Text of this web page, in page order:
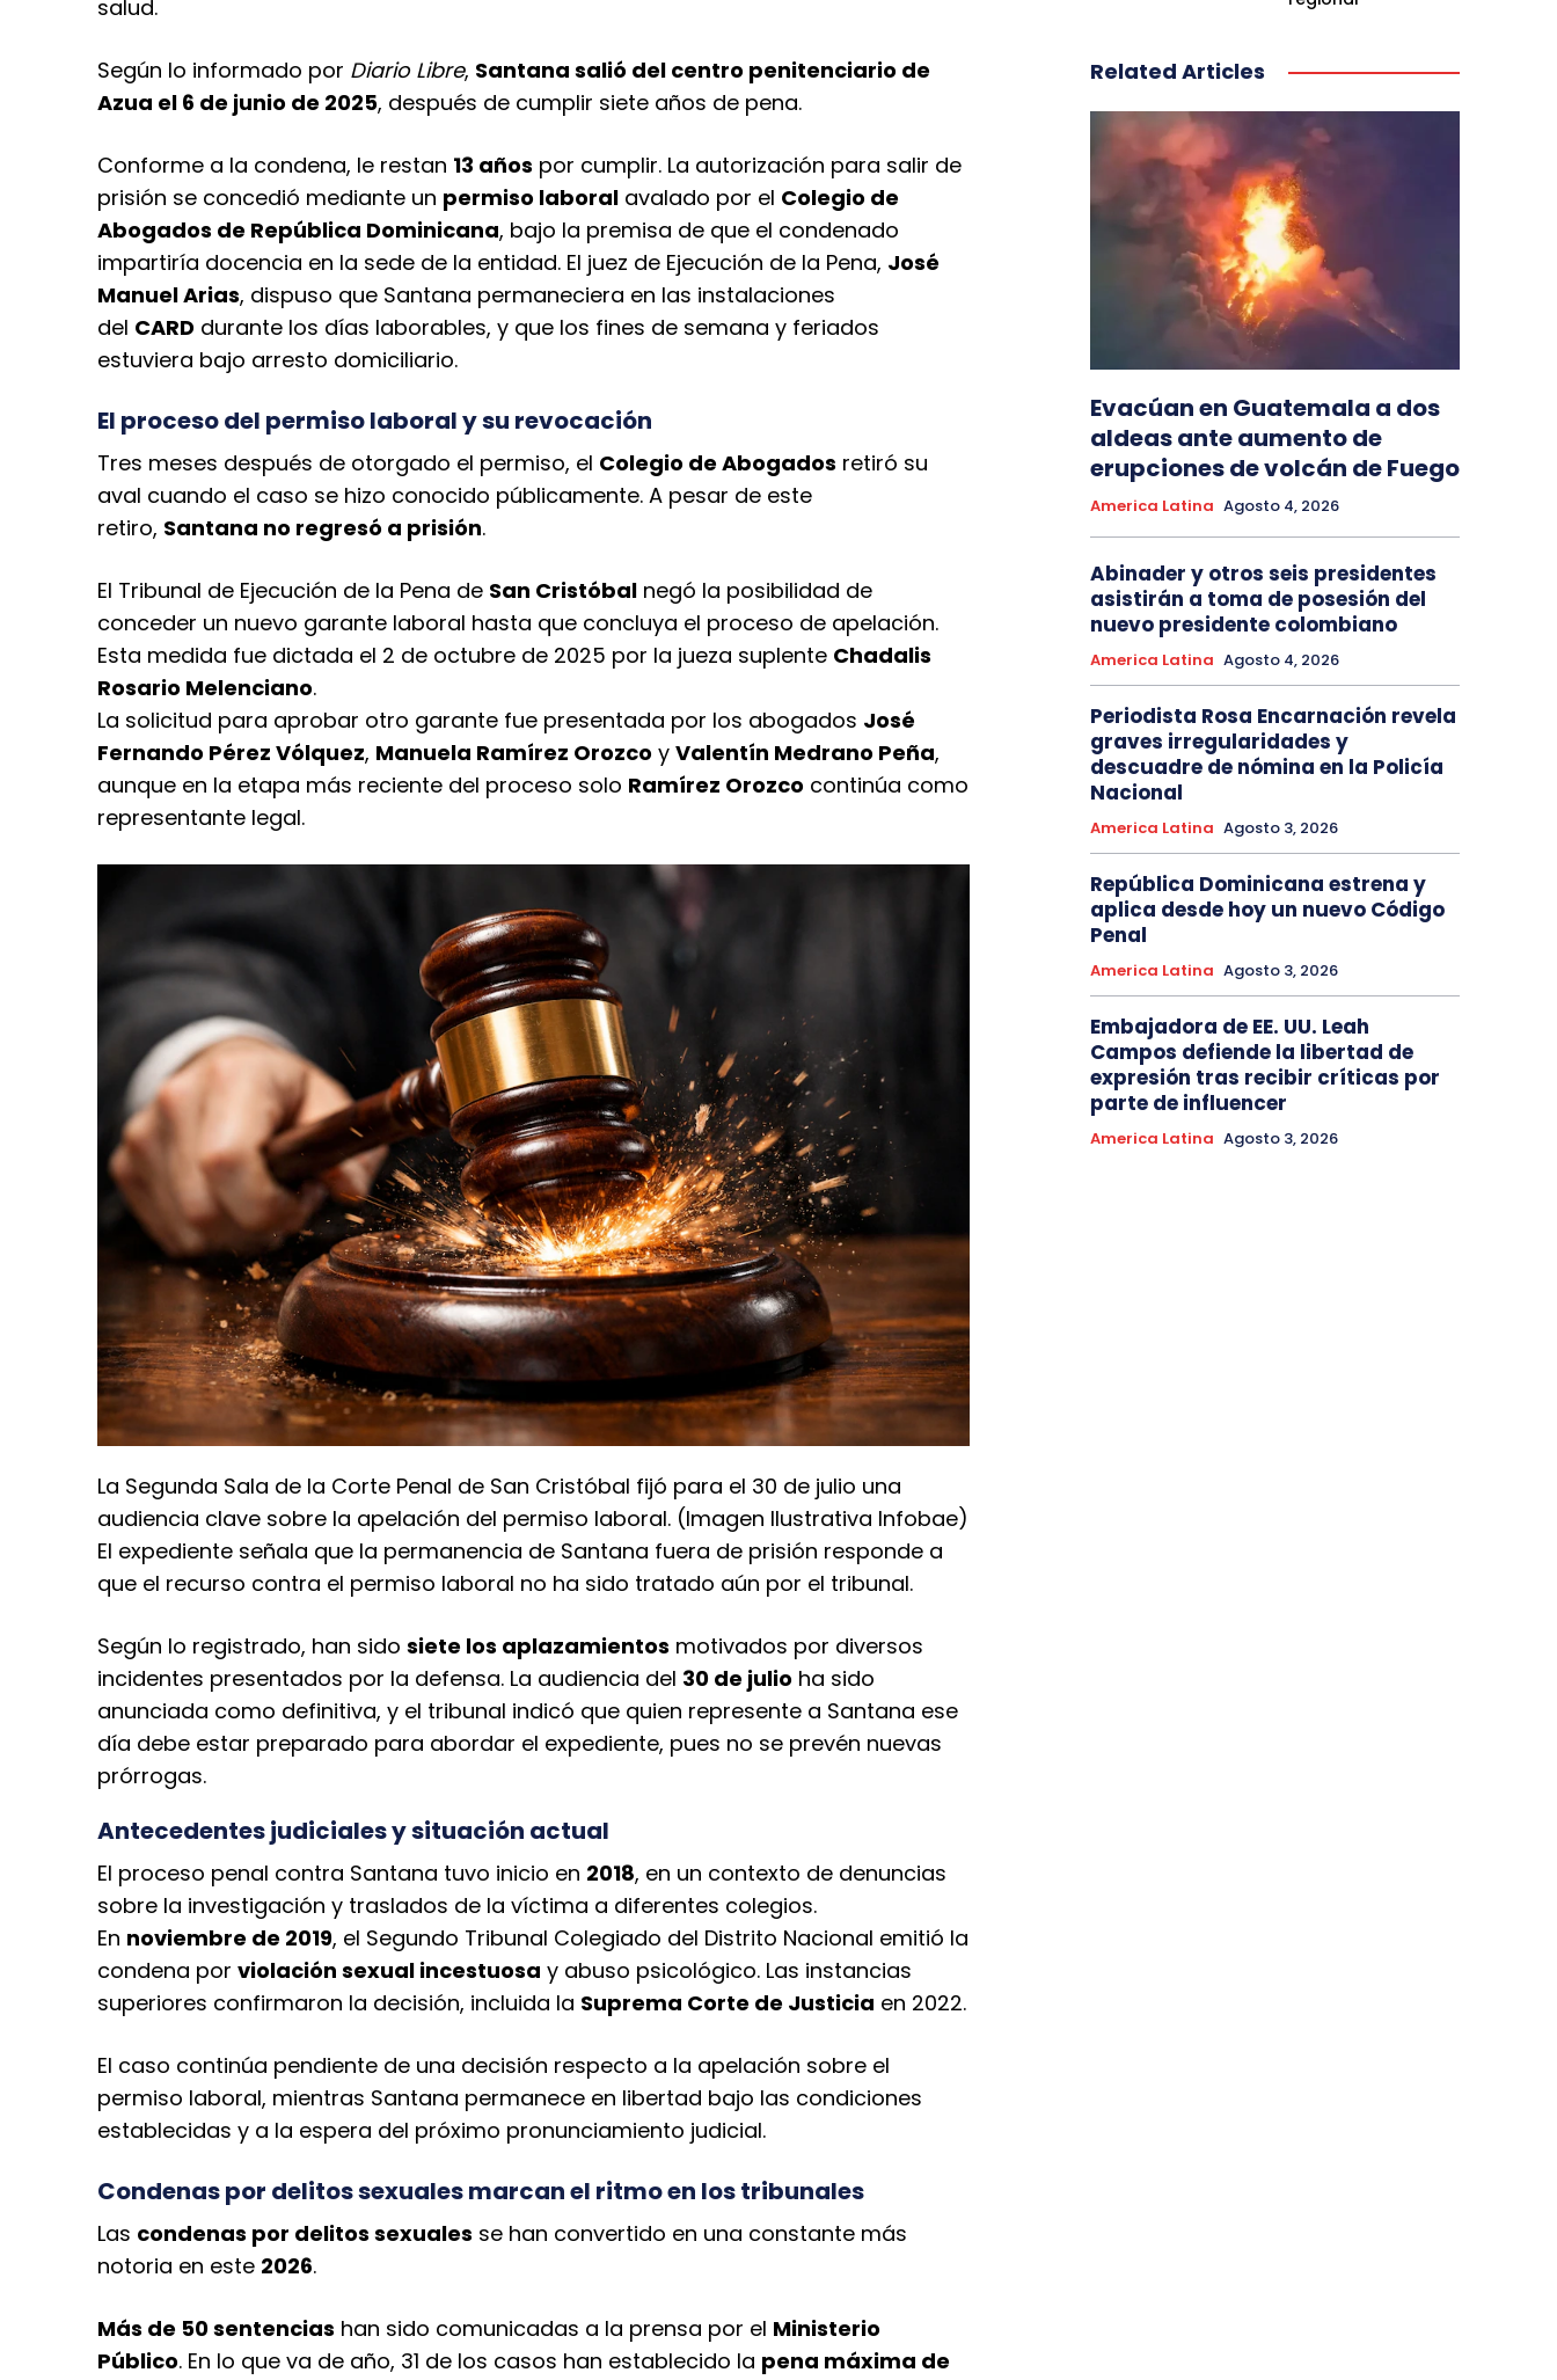
salud.
Según lo informado por Diario Libre, Santana salió del centro penitenciario de
Azua el 6 de junio de 2025, después de cumplir siete años de pena.
Conforme a la condena, le restan 13 años por cumplir. La autorización para salir de
prisión se concedió mediante un permiso laboral avalado por el Colegio de
Abogados de República Dominicana, bajo la premisa de que el condenado
impartiría docencia en la sede de la entidad. El juez de Ejecución de la Pena, José
Manuel Arias, dispuso que Santana permaneciera en las instalaciones
del CARD durante los días laborables, y que los fines de semana y feriados
estuviera bajo arresto domiciliario.
El proceso del permiso laboral y su revocación
Tres meses después de otorgado el permiso, el Colegio de Abogados retiró su
aval cuando el caso se hizo conocido públicamente. A pesar de este
retiro, Santana no regresó a prisión.
El Tribunal de Ejecución de la Pena de San Cristóbal negó la posibilidad de
conceder un nuevo garante laboral hasta que concluya el proceso de apelación.
Esta medida fue dictada el 2 de octubre de 2025 por la jueza suplente Chadalis
Rosario Melenciano.
La solicitud para aprobar otro garante fue presentada por los abogados José
Fernando Pérez Vólquez, Manuela Ramírez Orozco y Valentín Medrano Peña,
aunque en la etapa más reciente del proceso solo Ramírez Orozco continúa como
representante legal.
La Segunda Sala de la Corte Penal de San Cristóbal fijó para el 30 de julio una
audiencia clave sobre la apelación del permiso laboral. (Imagen Ilustrativa Infobae)
El expediente señala que la permanencia de Santana fuera de prisión responde a
que el recurso contra el permiso laboral no ha sido tratado aún por el tribunal.
Según lo registrado, han sido siete los aplazamientos motivados por diversos
incidentes presentados por la defensa. La audiencia del 30 de julio ha sido
anunciada como definitiva, y el tribunal indicó que quien represente a Santana ese
día debe estar preparado para abordar el expediente, pues no se prevén nuevas
prórrogas.
Antecedentes judiciales y situación actual
El proceso penal contra Santana tuvo inicio en 2018, en un contexto de denuncias
sobre la investigación y traslados de la víctima a diferentes colegios.
En noviembre de 2019, el Segundo Tribunal Colegiado del Distrito Nacional emitió la
condena por violación sexual incestuosa y abuso psicológico. Las instancias
superiores confirmaron la decisión, incluida la Suprema Corte de Justicia en 2022.
El caso continúa pendiente de una decisión respecto a la apelación sobre el
permiso laboral, mientras Santana permanece en libertad bajo las condiciones
establecidas y a la espera del próximo pronunciamiento judicial.
Condenas por delitos sexuales marcan el ritmo en los tribunales
Las condenas por delitos sexuales se han convertido en una constante más
notoria en este 2026.
Más de 50 sentencias han sido comunicadas a la prensa por el Ministerio
Público. En lo que va de año, 31 de los casos han establecido la pena máxima de
Related Articles
Evacúan en Guatemala a dos
aldeas ante aumento de
erupciones de volcán de Fuego
America Latina Agosto 4, 2026
Abinader y otros seis presidentes
asistirán a toma de posesión del
nuevo presidente colombiano
America Latina Agosto 4, 2026
Periodista Rosa Encarnación revela
graves irregularidades y
descuadre de nómina en la Policía
Nacional
America Latina Agosto 3, 2026
República Dominicana estrena y
aplica desde hoy un nuevo Código
Penal
America Latina Agosto 3, 2026
Embajadora de EE. UU. Leah
Campos defiende la libertad de
expresión tras recibir críticas por
parte de influencer
America Latina Agosto 3, 2026